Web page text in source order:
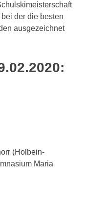
der die besten
ausgezeichnet
(Holbein-
Maria